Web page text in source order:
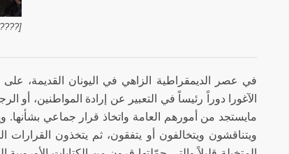
في عصر الديمقراطية الزاهي في اليونان القديمة، على
الآغورا دوراً رئيساً في التعبير عن إرادة المواطنين، أو
مايستجد من أمورهم العامة واتخاذ قرار جماعي
ويتناقشون ويتخالفون أو يتفقون، ثم يتخذون القرارات